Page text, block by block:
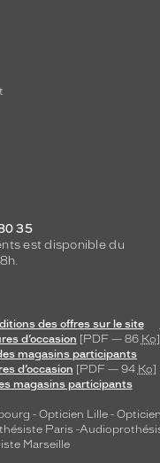
35
est disponible du
des offres sur le site
d’occasion [PDF — 86 Ko]
magasins participants
d’occasion [PDF — 94 Ko]
magasins participants
- Opticien Lille -
Paris -
Marseille